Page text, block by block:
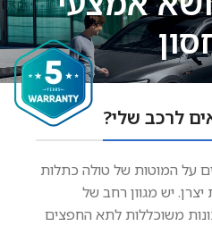
לרכב שלי?
על המוטות של טולה כתלות
יש מגוון רחב של
משוכללות לתא החפצים